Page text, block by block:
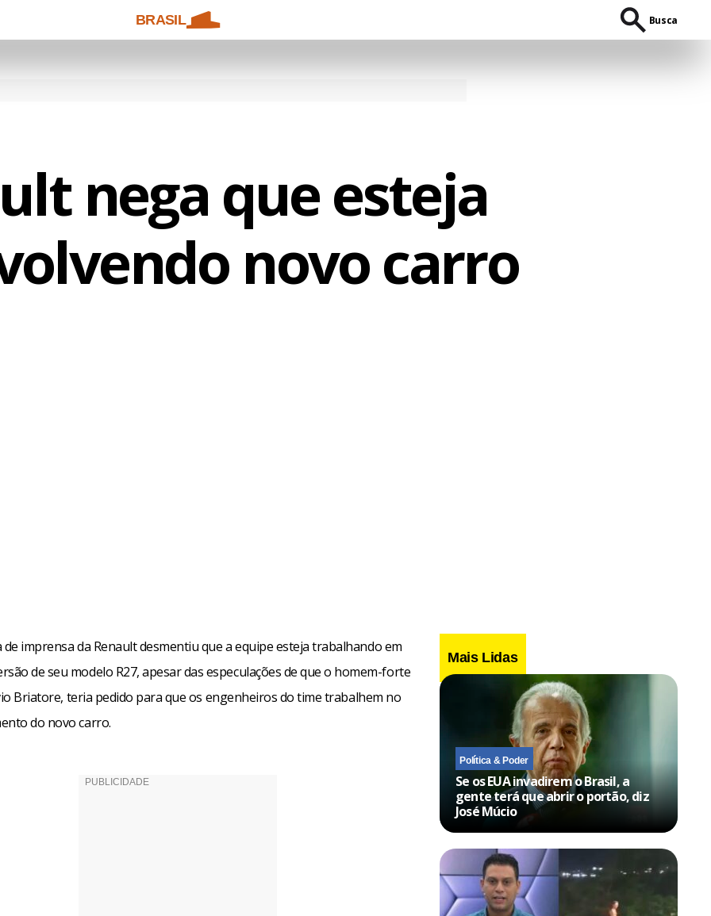
BRASIL Busca
nega que esteja
novo carro
de imprensa da Renault desmentiu que a equipe esteja trabalhando em
de seu modelo R27, apesar das especulações de que o homem-forte
Briatore, teria pedido para que os engenheiros do time trabalhem no
do novo carro.
Mais Lidas
Política & Poder
Se os EUA invadirem o Brasil, a
gente terá que abrir o portão, diz
José Múcio